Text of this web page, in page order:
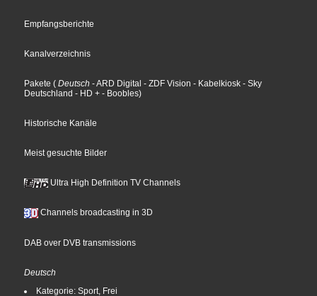
Empfangsberichte
Kanalverzeichnis
Pakete ( Deutsch - ARD Digital - ZDF Vision - Kabelkiosk - Sky
Deutschland - HD + - Boobles)
Historische Kanäle
Meist gesuchte Bilder
Ultra High Definition TV Channels
Channels broadcasting in 3D
DAB over DVB transmissions
Deutsch
Kategorie: Sport, Frei